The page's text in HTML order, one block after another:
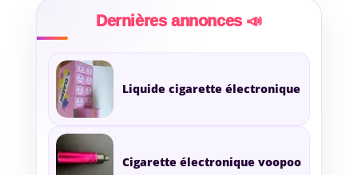
Dernières annonces 📣
Liquide cigarette électronique
Cigarette électronique voopoo